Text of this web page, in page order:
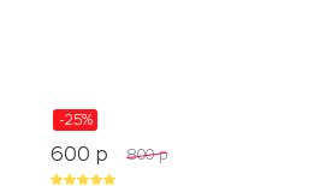
-25%
600 p 800 p